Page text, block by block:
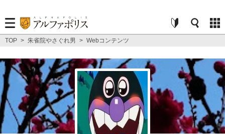
TOP > 朱雀院やさぐれ男 > Webコンテンツ